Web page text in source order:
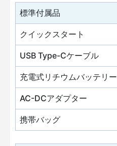
標準付属品
クイックスタート
USB Type-Cケーブル
充電式リチウムバッテリー
AC-DCアダプター
携帯バッグ